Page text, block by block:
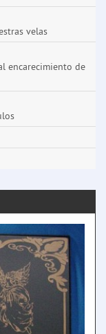
velas
encarecimiento de